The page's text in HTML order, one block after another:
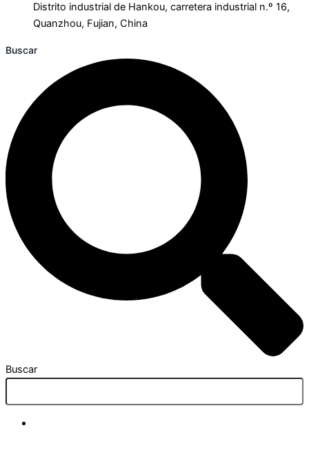
Distrito industrial de Hankou, carretera industrial n.º 16,
Quanzhou, Fujian, China
Buscar
Buscar